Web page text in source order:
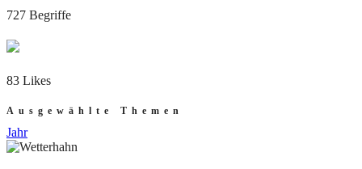
727 Begriffe
83 Likes
Ausgewählte Themen
Jahr